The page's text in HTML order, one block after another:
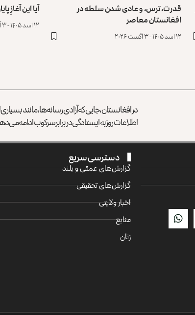
قدرت، ترس، و عادی ‌شدن سلطه در
افغانستان معاصر
۱۲ اسد ۱۴۰۵ - ۳ آگست ۲۰۲۶
آیا این
۱۲ اسد ۱۴۰۵ - ۳ آگست ۲۰۲۶
در افغانستان، جایی که آزادی رسانه‌ها، مانند
اطلاعات روز به ایستادگی در برابر سرکوب ادامه
دسترسی سریع
گزارش‌‌های عمقی و بلند
گزارش‌های تحقیقی
اخبار ولایتی
منابع
زنان